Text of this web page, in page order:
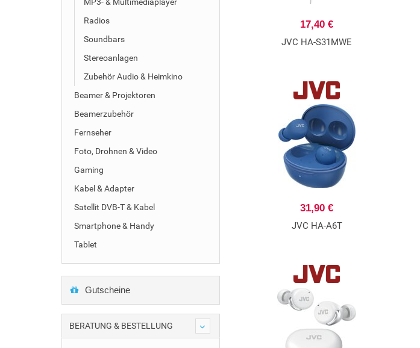
Radios
Soundbars
Stereoanlagen
Zubehör Audio & Heimkino
Beamer & Projektoren
Beamerzubehör
Fernseher
Foto, Drohnen & Video
Gaming
Kabel & Adapter
Satellit DVB-T & Kabel
Smartphone & Handy
Tablet
Gutscheine
BERATUNG & BESTELLUNG
17,40 €
JVC HA-S31MWE
31,90 €
JVC HA-A6T